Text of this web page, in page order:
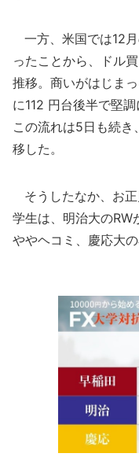
一方、米国では12
ったことから、ドル
推移。商いがはじま
に112 円台後半で堅
この流れは5日も続き
移した。
そうしたなか、お
学生は、明治大のRW
ややヘコミ、慶応大